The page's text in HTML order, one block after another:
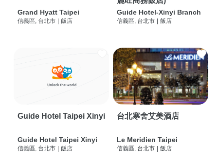
Grand Hyatt Taipei
信義區, 台北市 飯店
Guide Hotel-Xinyi Branch
信義區, 台北市 飯店
Guide Hotel Taipei Xinyi
Guide Hotel Taipei Xinyi
信義區, 台北市 | 飯店
台北寒舍艾美酒店
Le Meridien Taipei
信義區, 台北市 | 飯店